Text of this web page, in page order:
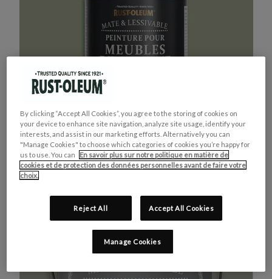
MEUBLES DE CUISINE
VERT KAKI
By clicking “Accept All Cookies”, you agree to the storing of cookies on
your device to enhance site navigation, analyze site usage, identify your
interests, and assist in our marketing efforts. Alternatively you can
"Manage Cookies" to choose which categories of cookies you’re happy for
us to use. You can
En savoir plus sur notre politique en matière de
cookies et de protection des données personnelles avant de faire votre
choix.
Reject All Accept All Cookies
Manage Cookies